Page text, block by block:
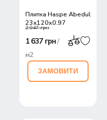
Плитка Haspe Abedul
23x120x0,97
2 047 грн
1 637 грн/
м2
ЗАМОВИТИ